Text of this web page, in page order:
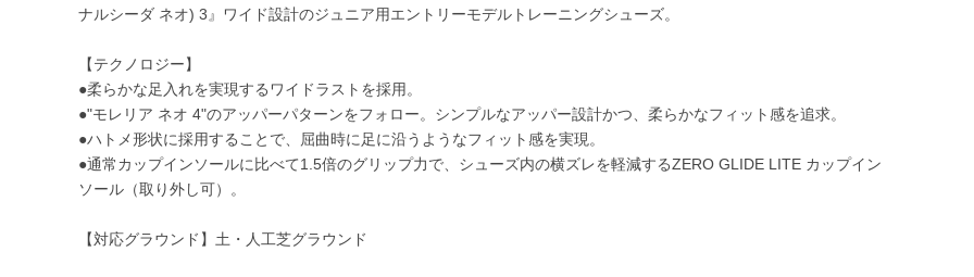
ナルシーダ ネオ) 3』ワイド設計のジュニア用エントリーモデルトレーニングシューズ。
【テクノロジー】
●柔らかな足入れを実現するワイドラストを採用。
●"モレリア ネオ 4"のアッパーパターンをフォロー。シンプルなアッパー設計かつ、柔らかなフィット感を追求。
●ハトメ形状に採用することで、屈曲時に足に沿うようなフィット感を実現。
●通常カップインソールに比べて1.5倍のグリップ力で、シューズ内の横ズレを軽減するZERO GLIDE LITE カップイン
ソール（取り外し可）。
【対応グラウンド】土・人工芝グラウンド